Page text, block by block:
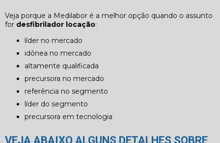
Veja porque a Medilabor é a melhor opção quando o assunto
for desfibrilador locação:
líder no mercado
idônea no mercado
altamente qualificada
precursora no mercado
referência no segmento
líder do segmento
precursora em tecnologia
VEJA ABAIXO ALGUNS DETALHES SOBRE